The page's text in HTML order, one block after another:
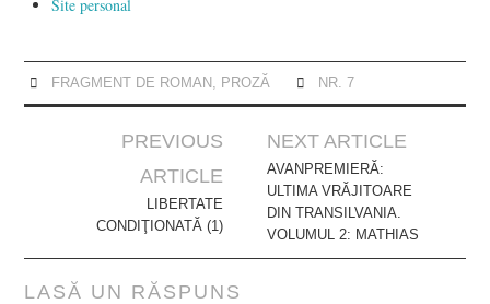
Site personal
FRAGMENT DE ROMAN , PROZĂ NR. 7
navigation
PREVIOUS
ARTICLE
LIBERTATE
CONDIŢIONATĂ (1)
NEXT ARTICLE
AVANPREMIERĂ:
ULTIMA VRĂJITOARE
DIN TRANSILVANIA.
VOLUMUL 2: MATHIAS
LASĂ UN RĂSPUNS